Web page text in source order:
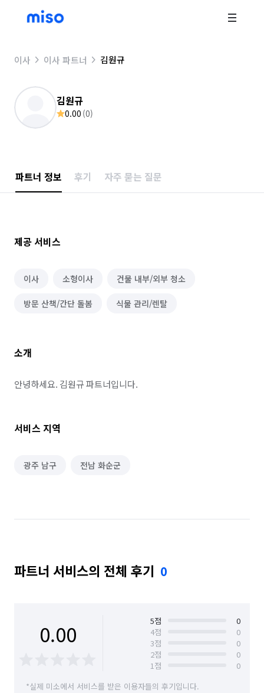
이사 이사 파트너 김원규
김원규
0.00 (0)
파트너 정보 후기 자주 묻는 질문
제공 서비스
이사 소형이사 건물 내부/외부 청소
방문 산책/간단 돌봄 식물 관리/렌탈
소개
안녕하세요. 김원규 파트너입니다.
서비스 지역
광주 남구 전남 화순군
파트너 서비스의 전체 후기 0
0.00 5점
0
4점
0
3점
0
2점
0
1점
0
*실제 미소에서 서비스를 받은 이용자들의 후기입니다.